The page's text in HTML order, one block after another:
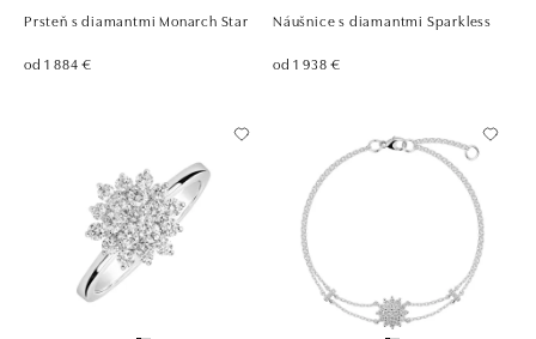
Prsteň s diamantmi Monarch Star
od 1 884 €
Náušnice s diamantmi Sparkless
od 1 938 €